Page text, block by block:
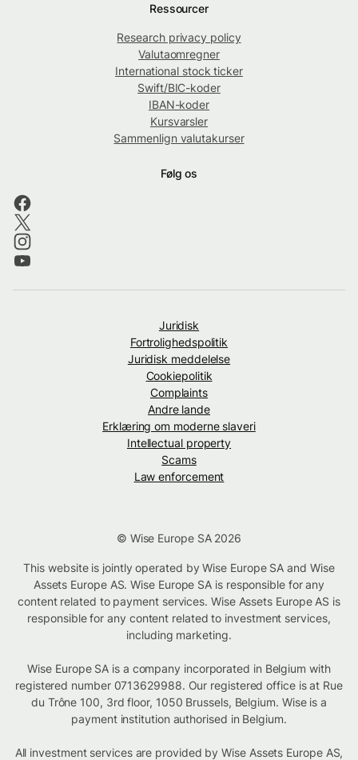
Ressourcer
Research privacy policy
Valutaomregner
International stock ticker
Swift/BIC-koder
IBAN-koder
Kursvarsler
Sammenlign valutakurser
Følg os
Juridisk
Fortrolighedspolitik
Juridisk meddelelse
Cookiepolitik
Complaints
Andre lande
Erklæring om moderne slaveri
Intellectual property
Scams
Law enforcement
© Wise Europe SA 2026
This website is jointly operated by Wise Europe SA and Wise
Assets Europe AS. Wise Europe SA is responsible for any
content related to payment services. Wise Assets Europe AS is
responsible for any content related to investment services,
including marketing.
Wise Europe SA is a company incorporated in Belgium with
registered number 0713629988. Our registered office is at Rue
du Trône 100, 3rd floor, 1050 Brussels, Belgium. Wise is a
payment institution authorised in Belgium.
All investment services are provided by Wise Assets Europe AS,